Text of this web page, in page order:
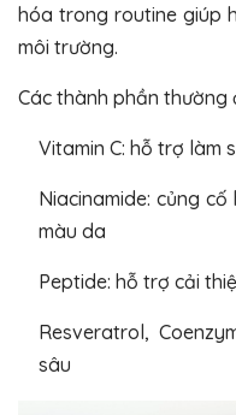
hóa trong routine giúp
môi trường.
Các thành phần thường
Vitamin C: hỗ trợ làm
Niacinamide: củng
màu da
Peptide: hỗ trợ cải
Resveratrol,
sâu